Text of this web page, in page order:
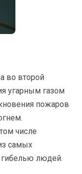
во второй
угарным газом
пожаров
числе
самых
гибелью людей.